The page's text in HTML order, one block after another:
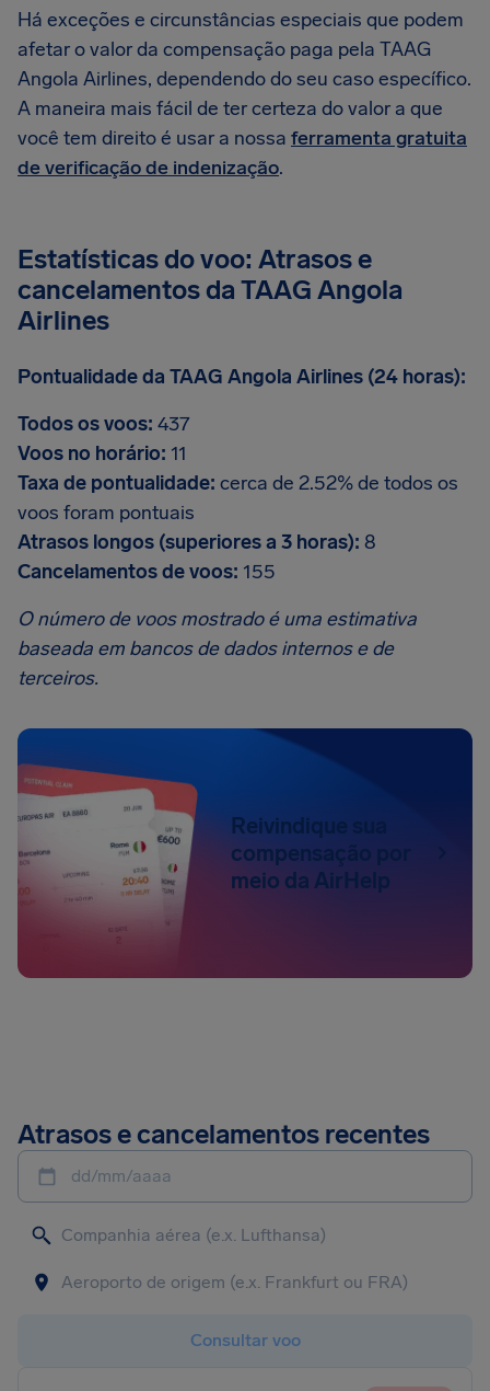
Há exceções e circunstâncias especiais que podem
afetar o valor da compensação paga pela TAAG
Angola Airlines, dependendo do seu caso específico.
A maneira mais fácil de ter certeza do valor a que
você tem direito é usar a nossa ferramenta gratuita
de verificação de indenização.
Estatísticas do voo: Atrasos e
cancelamentos da TAAG Angola
Airlines
Pontualidade da TAAG Angola Airlines (24 horas):
Todos os voos: 437
Voos no horário: 11
Taxa de pontualidade: cerca de 2.52% de todos os
voos foram pontuais
Atrasos longos (superiores a 3 horas): 8
Cancelamentos de voos: 155
O número de voos mostrado é uma estimativa
baseada em bancos de dados internos e de
terceiros.
Reivindique sua
compensação por
meio da AirHelp
Atrasos e cancelamentos recentes
dd/mm/aaaa
Consultar voo